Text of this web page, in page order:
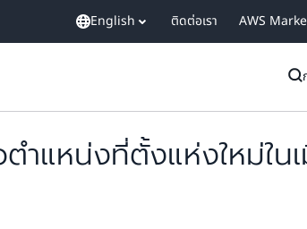
English ติดต่อเรา AWS
แหน่งที่ตั้งแห่งใหม่ในเ